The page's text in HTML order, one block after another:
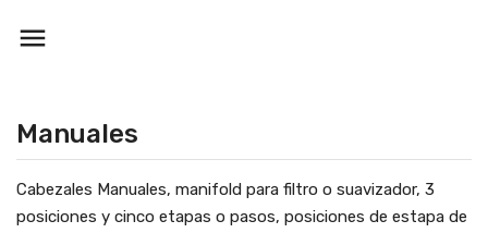

Manuales
Cabezales Manuales, manifold para filtro o suavizador, 3
posiciones y cinco etapas o pasos, posiciones de estapa de